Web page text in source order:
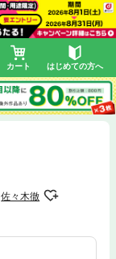
カート はじめての方へ
佐々木徹